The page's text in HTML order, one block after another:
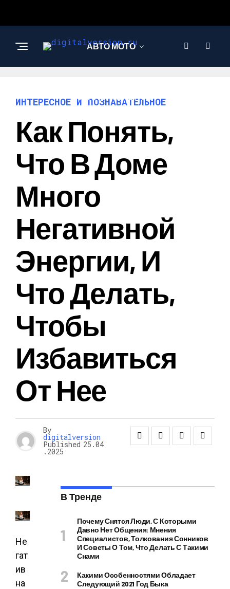
АВТО МОТО
ПОЗНАВАТЕЛЬНОЕ
ИНТЕРЕСНОЕ И ПОЗНАВАТЕЛЬНОЕ
Как Понять,
Что В Доме
Много
Негативной
Энергии, И
Что Делать,
Чтобы
Избавиться
От Нее
By
digitalversion
Published 25.04
.2025
Не
гат
ив
на
В Тренде
Почему Снятся Люди, С Которыми
Давно Нет Общения: Мнения
Специалистов, Толкования Сонников
И Советы О Том, Что Делать С Такими
Снами
Какими Особенностями Обладает
Следующий 2021 Год Быка